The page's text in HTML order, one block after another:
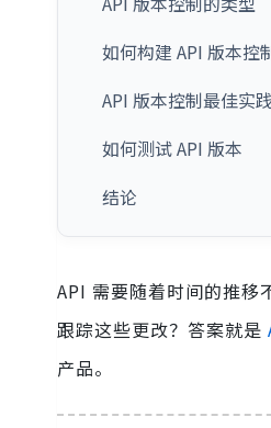
如何构建 API 版本控
API 版本控制最佳实践
如何测试 API 版本
结论
API 需要随着时间的推移
跟踪这些更改？答案就是
产品。